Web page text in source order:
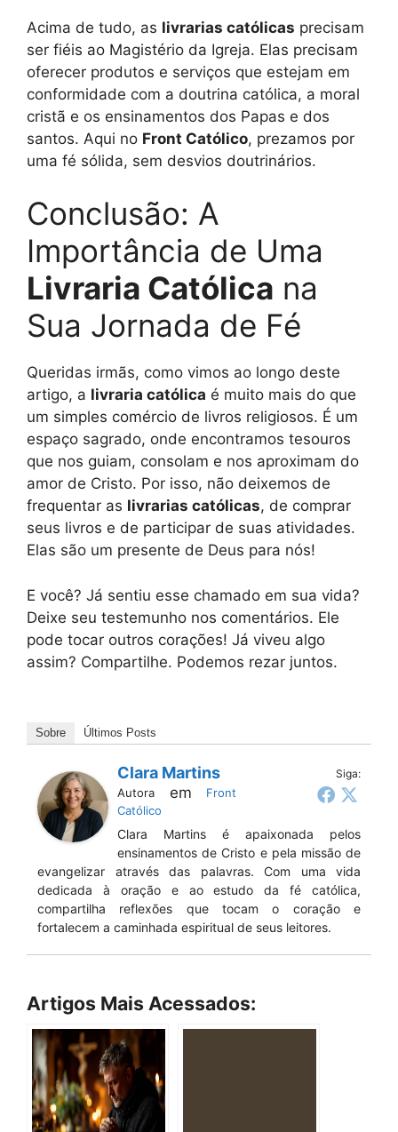
Acima de tudo, as livrarias católicas precisam
ser fiéis ao Magistério da Igreja. Elas precisam
oferecer produtos e serviços que estejam em
conformidade com a doutrina católica, a moral
cristã e os ensinamentos dos Papas e dos
santos. Aqui no Front Católico, prezamos por
uma fé sólida, sem desvios doutrinários.
Conclusão: A
Importância de Uma
Livraria Católica na
Sua Jornada de Fé
Queridas irmãs, como vimos ao longo deste
artigo, a livraria católica é muito mais do que
um simples comércio de livros religiosos. É um
espaço sagrado, onde encontramos tesouros
que nos guiam, consolam e nos aproximam do
amor de Cristo. Por isso, não deixemos de
frequentar as livrarias católicas, de comprar
seus livros e de participar de suas atividades.
Elas são um presente de Deus para nós!
E você? Já sentiu esse chamado em sua vida?
Deixe seu testemunho nos comentários. Ele
pode tocar outros corações! Já viveu algo
assim? Compartilhe. Podemos rezar juntos.
Sobre Últimos Posts
Siga:
Clara Martins
Autora em
Front
Católico
Clara Martins é apaixonada pelos
ensinamentos de Cristo e pela missão de
evangelizar através das palavras. Com uma vida
dedicada à oração e ao estudo da fé católica,
compartilha reflexões que tocam o coração e
fortalecem a caminhada espiritual de seus leitores.
Artigos Mais Acessados: